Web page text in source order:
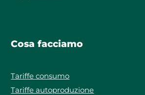
Cosa facciamo
Tariffe consumo
Tariffe autoproduzione